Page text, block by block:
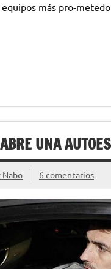
más pro-
UNA
Nabo 6 comentarios